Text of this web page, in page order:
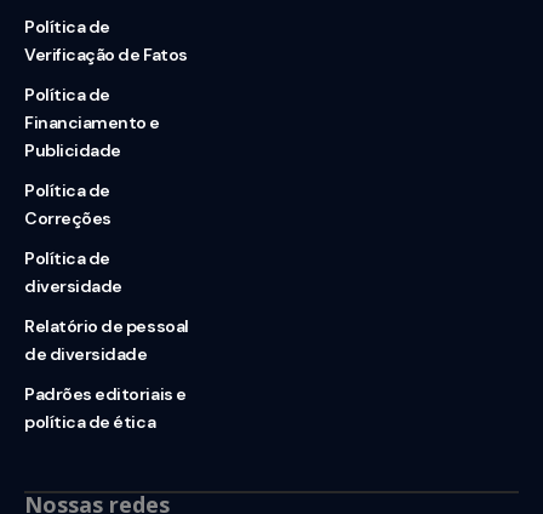
Política de
Verificação de Fatos
Política de
Financiamento e
Publicidade
Política de
Correções
Política de
diversidade
Relatório de pessoal
de diversidade
Padrões editoriais e
política de ética
Nossas redes